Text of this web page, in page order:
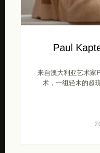
Paul
来自澳大利亚艺术家
术，一组轻木的超